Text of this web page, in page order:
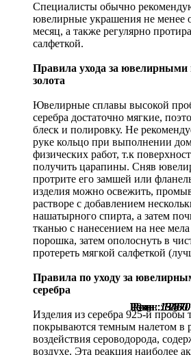
Розн.:12370
Розн.:12370
Розн.:12370
Розн.:12370
Розн.:12370
Розн.:9890
Розн.:13460
Розн.:13460
Розн.:13460
Розн.:13460
Розн.:13460
Розн.:13460
Специалисты обычно
ювелирные украшения не менее
месяц, а также регулярно
салфеткой.
Правила ухода за ювелирными
золота
Ювелирные сплавы высокой
серебра достаточно мягкие,
блеск и полировку. Не
руке кольцо при выполнении
физических работ, т.к
получить царапины. Сняв
протрите его замшей или
изделия можно освежить,
растворе с добавлением
нашатырного спирта, а затем
тканью с нанесением на нее
порошка, затем ополоснуть в
протереть мягкой салфеткой
Правила по уходу за
серебра
Изделия из серебра 925-й пробы
покрываются темным налетом в
воздействия сероводорода,
воздухе. Эта реакция наиболее